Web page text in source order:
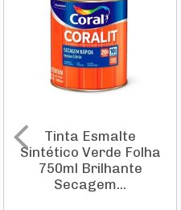
Tinta Esmalte
Sintético Verde Folha
750ml Brilhante
Secagem...